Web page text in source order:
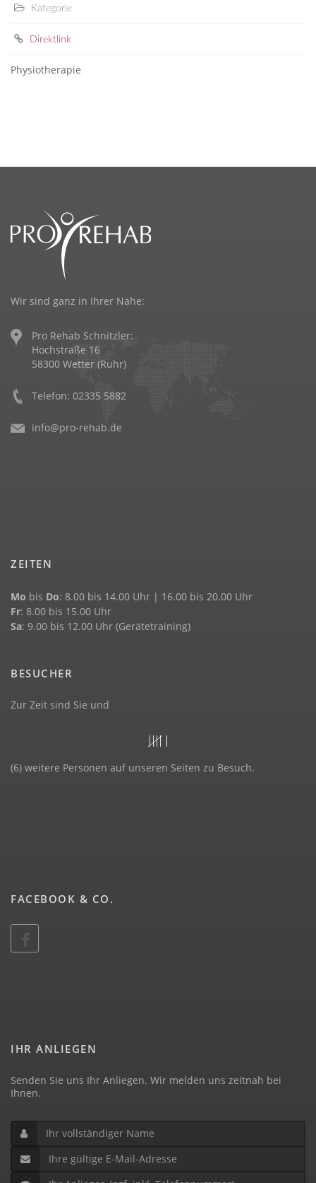
Kategorie
Direktlink
Physiotherapie
Wir sind ganz in Ihrer Nähe:
Pro Rehab Schnitzler:
Hochstraße 16
58300 Wetter (Ruhr)
Telefon: 02335 5882
info@pro-rehab.de
ZEITEN
Mo bis Do: 8.00 bis 14.00 Uhr | 16.00 bis 20.00 Uhr
Fr: 8.00 bis 15.00 Uhr
Sa: 9.00 bis 12.00 Uhr (Gerätetraining)
BESUCHER
Zur Zeit sind Sie und
(6) weitere Personen auf unseren Seiten zu Besuch.
FACEBOOK & CO.
IHR ANLIEGEN
Senden Sie uns Ihr Anliegen. Wir melden uns zeitnah bei
Ihnen.